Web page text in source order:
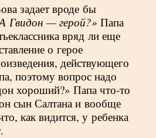
задает вроде бы
Гвидон — герой?» Папа
вряд ли еще
о герое
действующего
поэтому вопрос надо
хороший?» Папа что-то
сын Салтана и вообще
как видится, у ребенка